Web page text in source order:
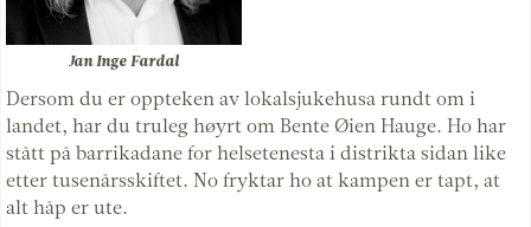
Jan Inge Fardal
Dersom du er oppteken av lokalsjukehusa rundt om i
landet, har du truleg høyrt om Bente Øien Hauge. Ho har
stått på barrikadane for helsetenesta i distrikta sidan like
etter tusenårsskiftet. No fryktar ho at kampen er tapt, at
alt håp er ute.